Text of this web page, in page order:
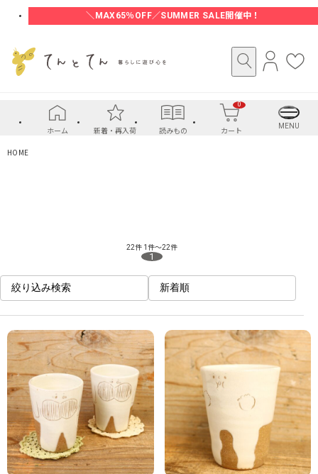
＼MAX65％OFF／SUMMER SALE開催中！
に
入
り
ホーム 新着・再入荷 読みもの カート
0
MENU
HOME
22件 1件～22件
1
絞り込み検索 新着順